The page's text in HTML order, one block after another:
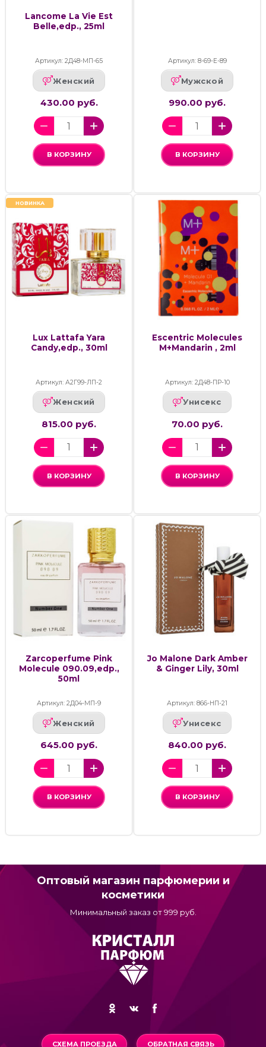
Lancome La Vie Est
Belle,edp., 25ml
Артикул: 2Д48-МП-65
Женский
430.00 руб.
В КОРЗИНУ
Артикул: 8-69-Е-89
Мужской
990.00 руб.
В КОРЗИНУ
НОВИНКА
Lux Lattafa Yara
Candy,edp., 30ml
Артикул: А2Г99-ЛП-2
Женский
815.00 руб.
В КОРЗИНУ
Escentric Molecules
M+Mandarin , 2ml
Артикул: 2Д48-ПР-10
Унисекс
70.00 руб.
В КОРЗИНУ
Zarcoperfume Pink
Molecule 090.09,edp.,
50ml
Артикул: 2Д04-МП-9
Женский
645.00 руб.
В КОРЗИНУ
Jo Malone Dark Amber
& Ginger Lily, 30ml
Артикул: 866-НП-21
Унисекс
840.00 руб.
В КОРЗИНУ
Оптовый магазин парфюмерии и
косметики
Минимальный заказ от 999 руб.
СХЕМА ПРОЕЗДА ОБРАТНАЯ СВЯЗЬ